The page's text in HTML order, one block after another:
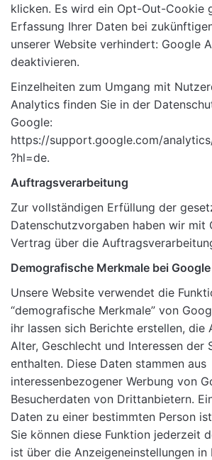
klicken. Es wird ein Opt-Out-Cookie
Erfassung Ihrer Daten bei
unserer Website verhindert: Google
deaktivieren.
Einzelheiten zum Umgang mit
Analytics finden Sie in der
Google:
https://support.google.com/
?hl=de.
Auftragsverarbeitung
Zur vollständigen Erfüllung der
Datenschutzvorgaben haben wir mit
Vertrag über die
Demografische Merkmale bei
Unsere Website verwendet die
“demografische Merkmale” von
ihr lassen sich Berichte erstellen, die
Alter, Geschlecht und Interessen der
enthalten. Diese Daten stammen aus
interessenbezogener Werbung von
Besucherdaten von Drittanbietern.
Daten zu einer bestimmten Person
Sie können diese Funktion jederzeit
ist über die Anzeigeneinstellungen in